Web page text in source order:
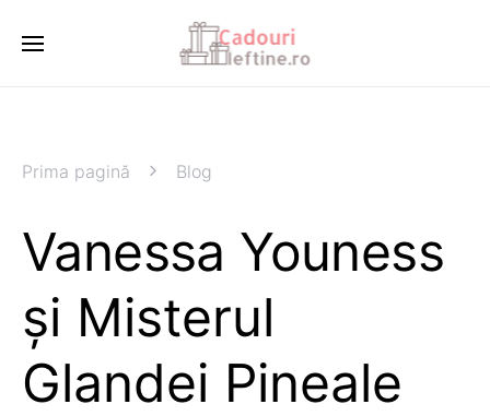
Prima pagină Blog
Vanessa Youness
și Misterul
Glandei Pineale